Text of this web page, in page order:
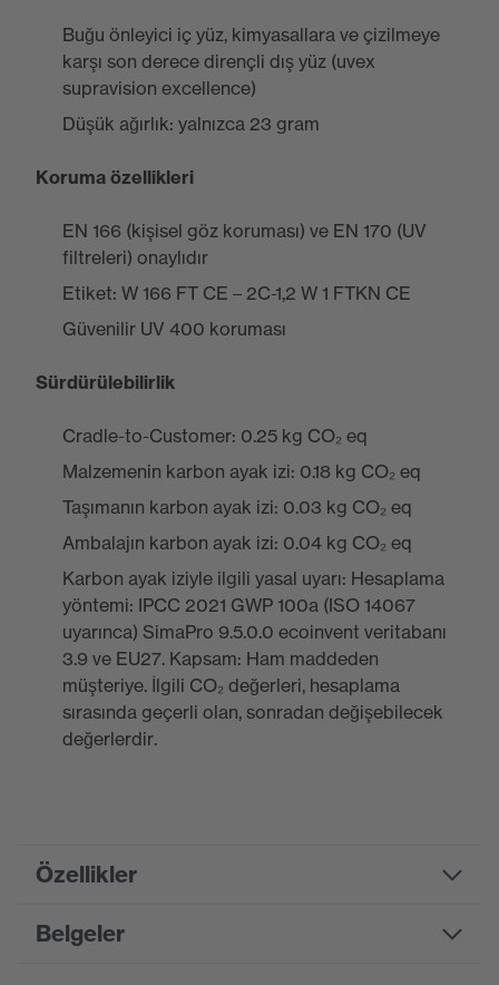
Buğu önleyici iç yüz, kimyasallara ve çizilmeye
karşı son derece dirençli dış yüz (uvex
supravision excellence)
Düşük ağırlık: yalnızca 23 gram
Koruma özellikleri
EN 166 (kişisel göz koruması) ve EN 170 (UV
filtreleri) onaylıdır
Etiket: W 166 FT CE – 2C-1,2 W 1 FTKN CE
Güvenilir UV 400 koruması
Sürdürülebilirlik
Cradle-to-Customer: 0.25 kg CO₂ eq
Malzemenin karbon ayak izi: 0.18 kg CO₂ eq
Taşımanın karbon ayak izi: 0.03 kg CO₂ eq
Ambalajın karbon ayak izi: 0.04 kg CO₂ eq
Karbon ayak iziyle ilgili yasal uyarı: Hesaplama
yöntemi: IPCC 2021 GWP 100a (ISO 14067
uyarınca) SimaPro 9.5.0.0 ecoinvent veritabanı
3.9 ve EU27. Kapsam: Ham maddeden
müşteriye. İlgili CO₂ değerleri, hesaplama
sırasında geçerli olan, sonradan değişebilecek
değerlerdir.
Özellikler
Product family
designation
Belgeler